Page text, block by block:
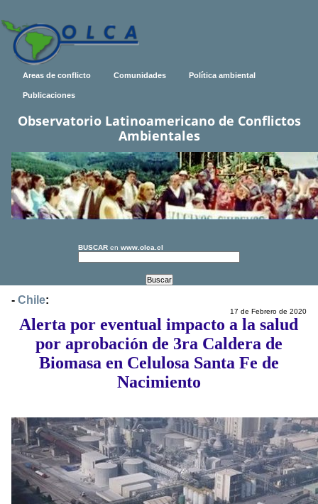
Areas de conflicto Comunidades Política ambiental
Publicaciones
Observatorio Latinoamericano de Conflictos
Ambientales
BUSCAR en www.olca.cl
- Chile:
17 de Febrero de 2020
Alerta por eventual impacto a la salud
por aprobación de 3ra Caldera de
Biomasa en Celulosa Santa Fe de
Nacimiento